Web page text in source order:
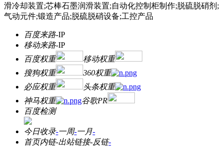
滑冷却装置;芯棒石墨润滑装置;自动化控制柜制作;脱硫脱硝剂;
气动元件;锻造产品;脱硫脱硝设备;工控产品
百度来路-IP
移动来路-IP
百度权重
移动权重
搜狗权重
360权重
必应权重
头条权重
神马权重
谷歌PR
百度检测
今日收录-一周-一月-
首页内链-出站链接-反链-